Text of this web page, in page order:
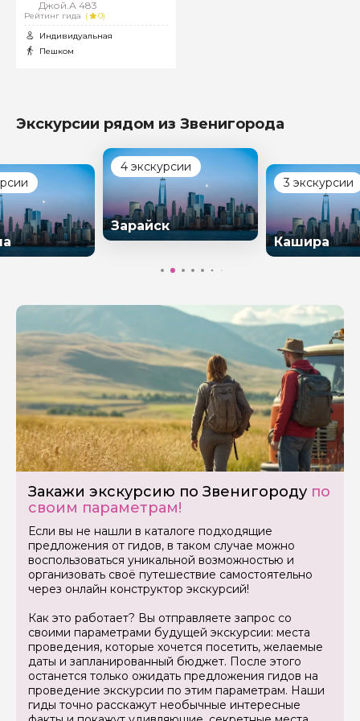
Джой.А 483
Рейтинг гида (
0)
Индивидуальная
Пешком
Экскурсии рядом из Звенигорода
4 экскурсии
Зарайск
3 экскурсии
Кашира
Закажи экскурсию по Звенигороду по
своим параметрам!
Если вы не нашли в каталоге подходящие
предложения от гидов, в таком случае можно
воспользоваться уникальной возможностью и
организовать своё путешествие самостоятельно
через онлайн конструктор экскурсий!
Как это работает? Вы отправляете запрос со
своими параметрами будущей экскурсии: места
проведения, которые хочется посетить, желаемые
даты и запланированный бюджет. После этого
останется только ожидать предложения гидов на
проведение экскурсии по этим параметрам. Наши
гиды точно расскажут необычные интересные
Задайте свой вопрос гиду
Как вас зовут
Ваша электронная почта
Ваш номер телефона
Вопросы и комментарии
Если у вас есть интересующие вопросы, можете их
задать